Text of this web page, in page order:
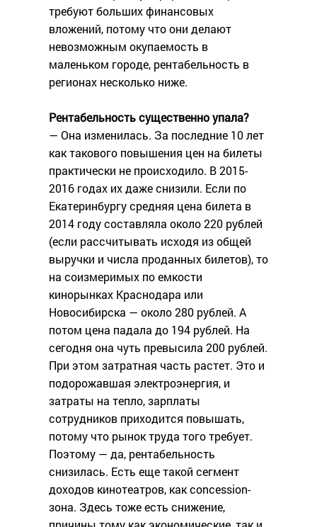
требуют больших финансовых
вложений, потому что они делают
невозможным окупаемость в
маленьком городе, рентабельность в
регионах несколько ниже.
Рентабельность существенно упала?
— Она изменилась. За последние 10 лет
как такового повышения цен на билеты
практически не происходило. В 2015-
2016 годах их даже снизили. Если по
Екатеринбургу средняя цена билета в
2014 году составляла около 220 рублей
(если рассчитывать исходя из общей
выручки и числа проданных билетов), то
на соизмеримых по емкости
кинорынках Краснодара или
Новосибирска — около 280 рублей. А
потом цена падала до 194 рублей. На
сегодня она чуть превысила 200 рублей.
При этом затратная часть растет. Это и
подорожавшая электроэнергия, и
затраты на тепло, зарплаты
сотрудников приходится повышать,
потому что рынок труда того требует.
Поэтому — да, рентабельность
снизилась. Есть еще такой сегмент
доходов кинотеатров, как concession-
зона. Здесь тоже есть снижение,